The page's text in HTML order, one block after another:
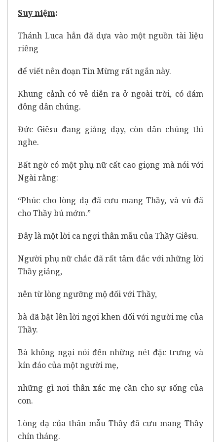
Suy niệm:
Thánh Luca hẳn đã dựa vào một nguồn tài liệu
riêng
để viết nên đoạn Tin Mừng rất ngắn này.
Khung cảnh có vẻ diễn ra ở ngoài trời, có đám
đông dân chúng.
Đức Giêsu đang giảng dạy, còn dân chúng thì
nghe.
Bất ngờ có một phụ nữ cất cao giọng mà nói với
Ngài rằng:
“Phúc cho lòng dạ đã cưu mang Thầy, và vú đã
cho Thầy bú mớm.”
Đây là một lời ca ngợi thân mẫu của Thầy Giêsu.
Người phụ nữ chắc đã rất tâm đắc với những lời
Thầy giảng,
nên từ lòng ngưỡng mộ đối với Thầy,
bà đã bật lên lời ngợi khen đối với người mẹ của
Thầy.
Bà không ngại nói đến những nét đặc trưng và
kín đáo của một người mẹ,
những gì nơi thân xác mẹ cần cho sự sống của
con.
Lòng dạ của thân mẫu Thầy đã cưu mang Thầy
chín tháng.